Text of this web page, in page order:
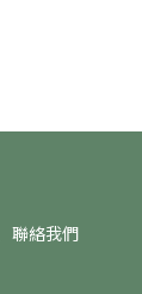
聯絡我們